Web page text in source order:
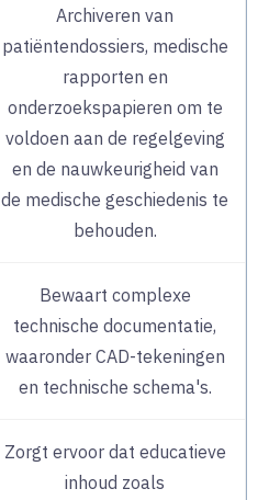
Archiveren van
patiëntendossiers, medische
rapporten en
onderzoekspapieren om te
voldoen aan de regelgeving
en de nauwkeurigheid van
de medische geschiedenis te
behouden.
Bewaart complexe
technische documentatie,
waaronder CAD-tekeningen
en technische schema's.
Zorgt ervoor dat educatieve
inhoud zoals